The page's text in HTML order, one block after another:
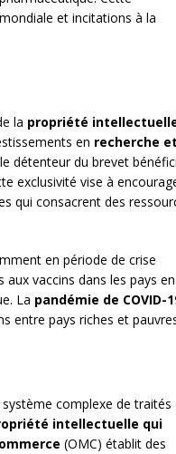
et incitations à la
la propriété
en recherche et
détenteur du brevet
exclusivité vise à
qui consacrent des
en période de crise
vaccins dans les pays en
La pandémie de COVID-
entre pays riches et
système complexe de traités
intellectuelle qui
(OMC) établit des